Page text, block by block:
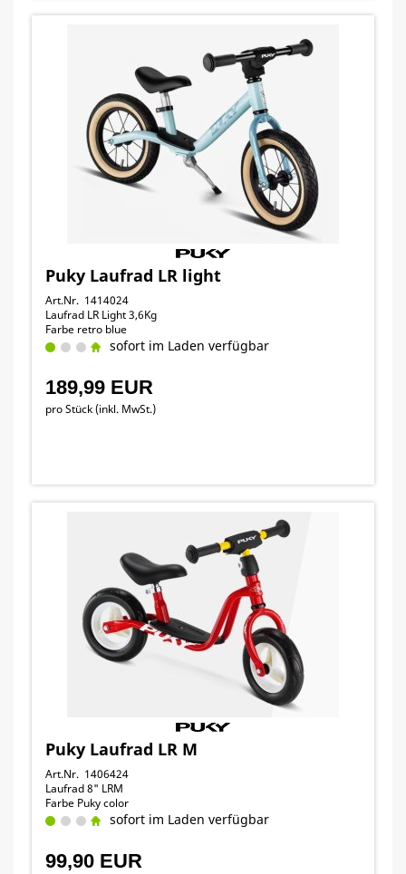
Puky Laufrad LR light
Art.Nr. 1414024
Laufrad LR Light 3,6Kg
Farbe retro blue
sofort im Laden verfügbar
189,99 EUR
pro Stück (inkl. MwSt.)
Puky Laufrad LR M
Art.Nr. 1406424
Laufrad 8" LRM
Farbe Puky color
sofort im Laden verfügbar
99,90 EUR